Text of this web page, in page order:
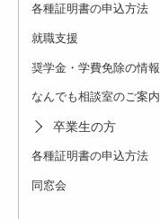
各種証明書の申込方法
就職支援
奨学金・学費免除の情報
なんでも相談室のご案内
卒業生の方
各種証明書の申込方法
同窓会